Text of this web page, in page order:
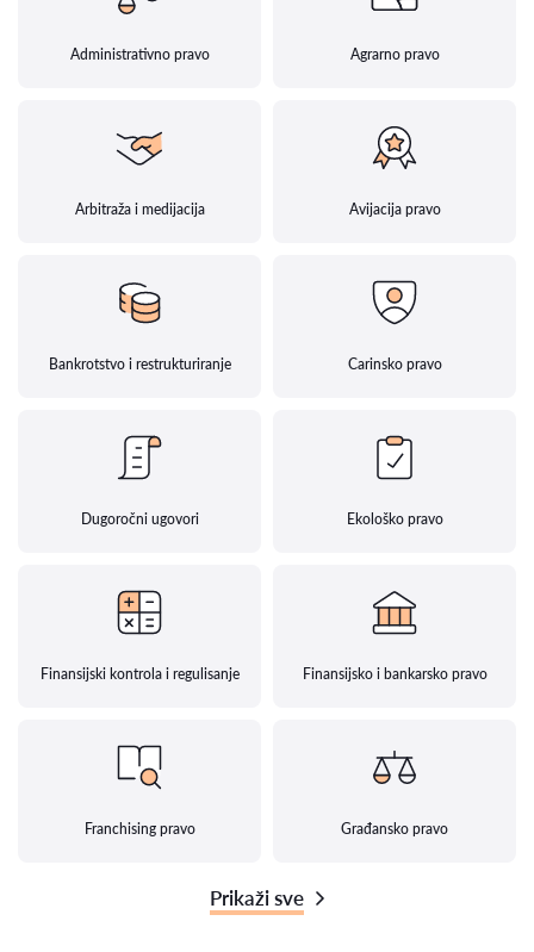
Administrativno pravo Agrarno pravo
Arbitraža i medijacija Avijacija pravo
Bankrotstvo i restrukturiranje Carinsko pravo
Dugoročni ugovori Ekološko pravo
Finansijski kontrola i regulisanje Finansijsko i bankarsko pravo
Franchising pravo Građansko pravo
Prikaži sve